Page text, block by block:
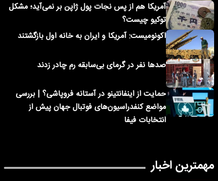
آمریکا هم از پس نجات پول ژاپن بر نمی‌آید؛ مشکل
توکیو چیست؟
اکونومیست: آمریکا و ایران به خانه اول بازگشتند
صدها نفر در گرمای بی‌سابقه رم چادر زدند
حمایت از اینفانتینو در آستانه فروپاشی؟ | بررسی
مواضع کنفدراسیون‌های فوتبال جهان پیش از
انتخابات فیفا
مهمترین اخبار